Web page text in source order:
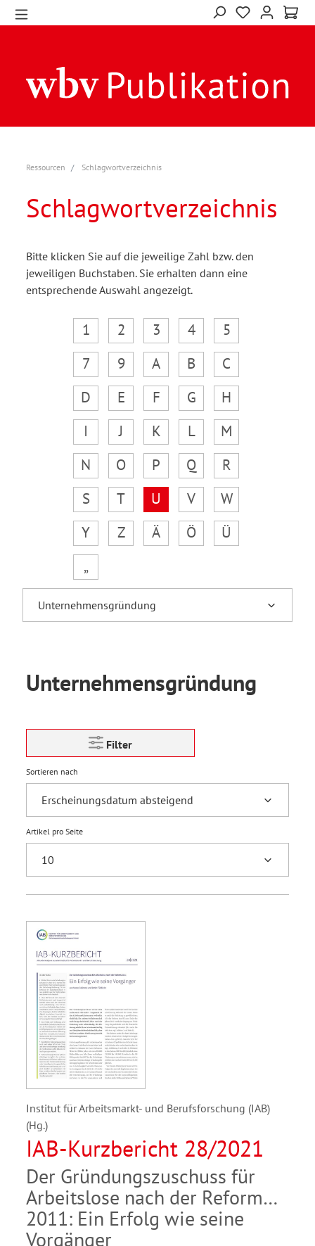
Ressourcen Schlagwortverzeichnis
Schlagwortverzeichnis
Bitte klicken Sie auf die jeweilige Zahl bzw. den
jeweiligen Buchstaben. Sie erhalten dann eine
entsprechende Auswahl angezeigt.
1 2 3 4
5
7
9 A B
C
D
E F G
H
I
J K L
M
N
O P Q
R
S
T U V
W
Y
Z Ä Ö
Ü
„
Unternehmensgründung
Filter
Sortieren nach
Artikel pro Seite
Institut für Arbeitsmarkt- und Berufsforschung (IAB)
(Hg.)
IAB-Kurzbericht 28/2021
Der Gründungszuschuss für
Arbeitslose nach der Reform
2011: Ein Erfolg wie seine
Vorgänger